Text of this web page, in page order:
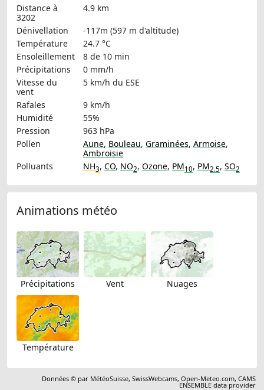
Distance à
3202
4.9 km
Dénivellation
-117m (597 m d'altitude)
Température
24.7 °C
Ensoleillement
8 de 10 min
Précipitations
0 mm/h
Vitesse du
vent
5 km/h du ESE
Rafales
9 km/h
Humidité
55%
Pression
963 hPa
Pollen
Aune, Bouleau, Graminées, Armoise,
Ambroisie
Polluants
NH3, CO, NO2, Ozone, PM10, PM2.5, SO2
Animations météo
Précipitations Vent Nuages
Température
Données © par MétéoSuisse,SwissWebcams,Open-Meteo.com,CAMS
ENSEMBLE data provider